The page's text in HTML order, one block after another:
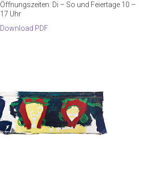
Öffnungszeiten: Di – So und Feiertage 10 –
17 Uhr
Download PDF